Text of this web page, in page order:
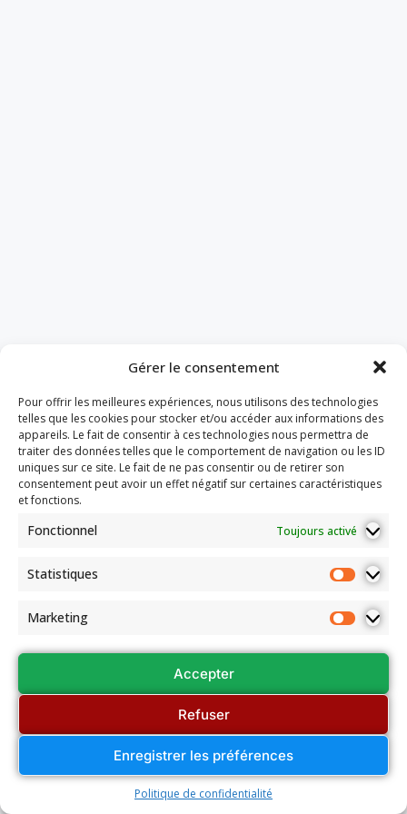
Gérer le consentement
Pour offrir les meilleures expériences, nous utilisons des technologies
telles que les cookies pour stocker et/ou accéder aux informations des
appareils. Le fait de consentir à ces technologies nous permettra de
traiter des données telles que le comportement de navigation ou les ID
uniques sur ce site. Le fait de ne pas consentir ou de retirer son
consentement peut avoir un effet négatif sur certaines caractéristiques
et fonctions.
Fonctionnel Toujours activé
Statistiques
Marketing
Accepter
Refuser
Enregistrer les préférences
Politique de confidentialité